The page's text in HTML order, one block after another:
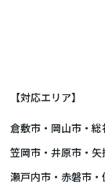
【対応エリア】
倉敷市 ・ 岡山市 ・
笠岡市・井原市・
瀬戸内市・赤磐市